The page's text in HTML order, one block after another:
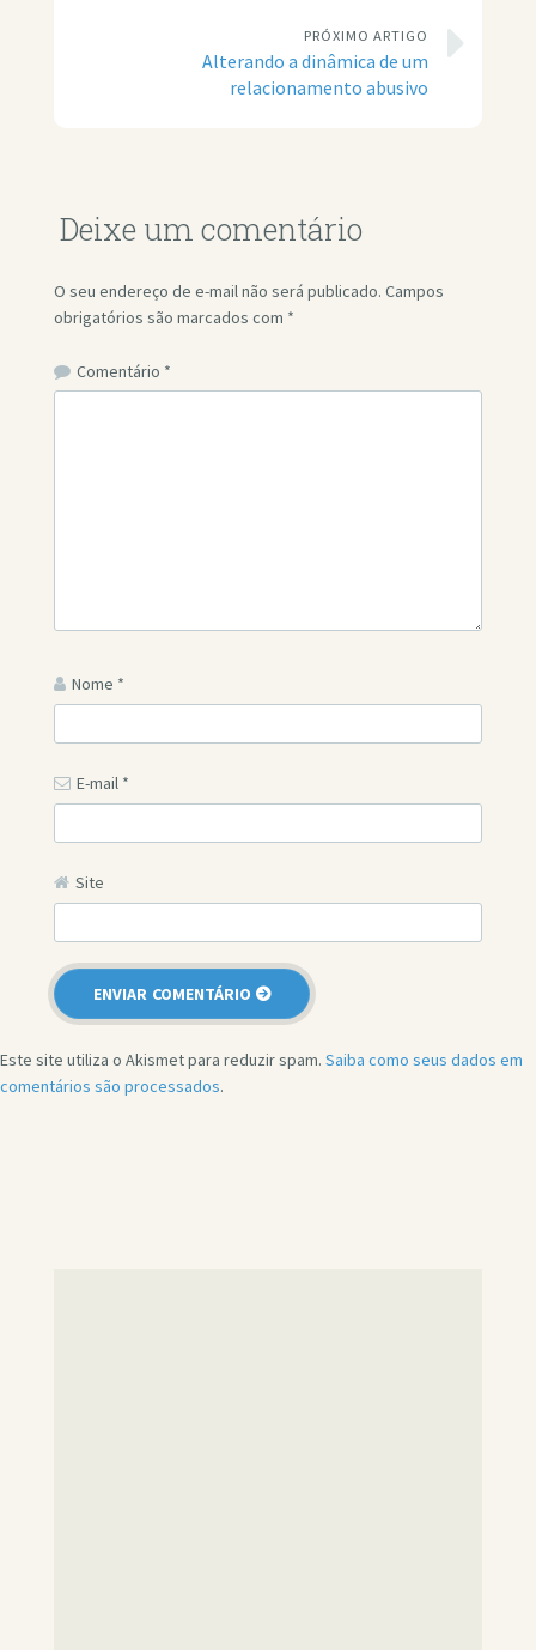
PRÓXIMO ARTIGO
Alterando a dinâmica de um
relacionamento abusivo
Deixe um comentário
O seu endereço de e-mail não será publicado. Campos
obrigatórios são marcados com *
Comentário *
Nome *
E-mail *
Site
Este site utiliza o Akismet para reduzir spam. Saiba como seus dados em
comentários são processados.